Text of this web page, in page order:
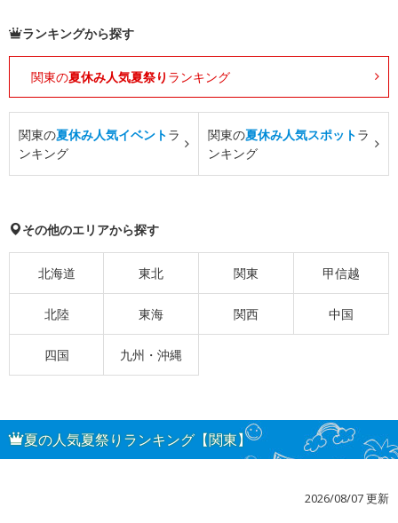
ランキングから探す
関東の夏休み人気夏祭り ランキング
関東の夏休み人気イベントラ
ンキング
関東の夏休み人気スポットラ
ンキング
その他のエリアから探す
北海道 東北 関東 甲信越
北陸 東海 関西 中国
四国 九州・沖縄
夏の人気夏祭りランキング【関東】
2026/08/07 更新